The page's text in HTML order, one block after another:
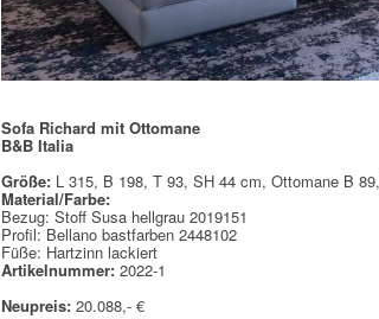
Sofa Richard mit Ottomane
B&B Italia
Größe: L 315, B 198, T 93, SH 44 cm, Ottomane B
Material/Farbe:
Bezug: Stoff Susa hellgrau 2019151
Profil: Bellano bastfarben 2448102
Füße: Hartzinn lackiert
Artikelnummer: 2022-1
Neupreis: 20.088,- €